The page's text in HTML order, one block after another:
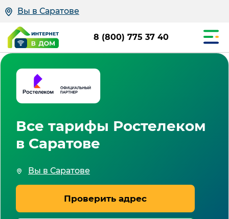
Вы в Саратове
8 (800) 775 37 40
Все тарифы Ростелеком
в Саратове
Вы в Саратове
Проверить адрес